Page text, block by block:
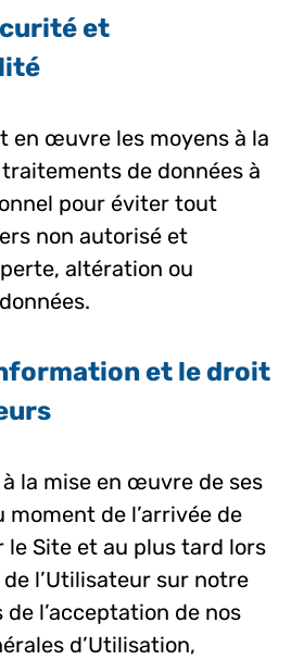
et
en œuvre les moyens à la
de données à
pour éviter tout
non autorisé et
altération ou
et le droit
la mise en œuvre de ses
de l’arrivée de
le Site et au plus tard lors
l’Utilisateur sur notre
de l’acceptation de nos
d’Utilisation,